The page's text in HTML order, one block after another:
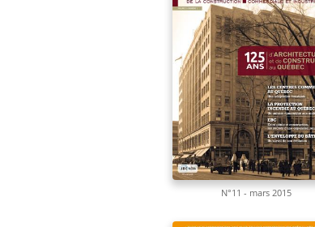
N°11 - mars 2015